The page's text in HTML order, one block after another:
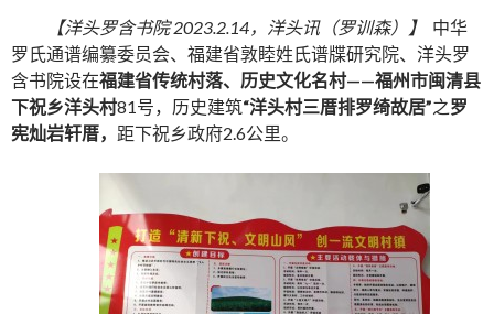
【洋头罗含书院 2023.2.14，洋头讯（罗训森）】
中华
罗氏通谱编纂委员会、福建省敦睦姓氏谱牒研究院、洋头罗
含书院设在福建省传统村落、历史文化名村——福州市闽清县
下祝乡洋头村81号，历史建筑“洋头村三厝排罗绮故居”之罗
宪灿岩轩厝， 距下祝乡政府2.6公里。